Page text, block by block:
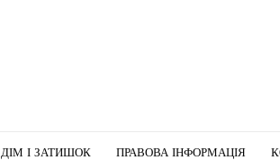
ДІМ І ЗАТИШОК ПРАВОВА ІНФОРМАЦІЯ